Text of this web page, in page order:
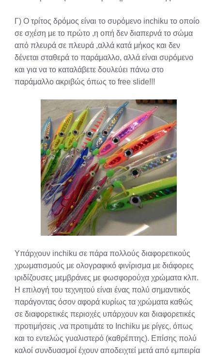
Γ) Ο τρίτος δρόμος είναι το συρόμενο inchiku το οποίο
σε σχέση με το πρώτο ,η οπή δεν διαπερνά το σώμα
από πλευρά σε πλευρά ,αλλά κατά μήκος και δεν
δένεται σταθερά το παράμαλλο, αλλά είναι συρόμενο
και για να το καταλάβετε δουλεύει πάνω στο
παράμαλλο ακριβώς όπως το free slide!!!
Υπάρχουν inchiku σε πάρα πολλούς διαφορετικούς
χρωματισμούς με ολογραφικό φινίρισμα με διάφορες
ιριδίζουσες μεμβράνες με φωσφορούχα χρώματα κλπ.
Η επιλογή του τεχνητού είναι ένας πολύ σημαντικός
παράγοντας όσον αφορά κυρίως τα χρώματα καθώς
σε διαφορετικές περιοχές υπάρχουν και διαφορετικές
προτιμήσεις ,να προτιμάτε το Inchiku με ρίγες, όπως
και το εντελώς γυαλιστερό (καθρέπτης). Επίσης πολύ
καλοί συνδυασμοί έχουν αποδειχτεί μετά από εμπειρία